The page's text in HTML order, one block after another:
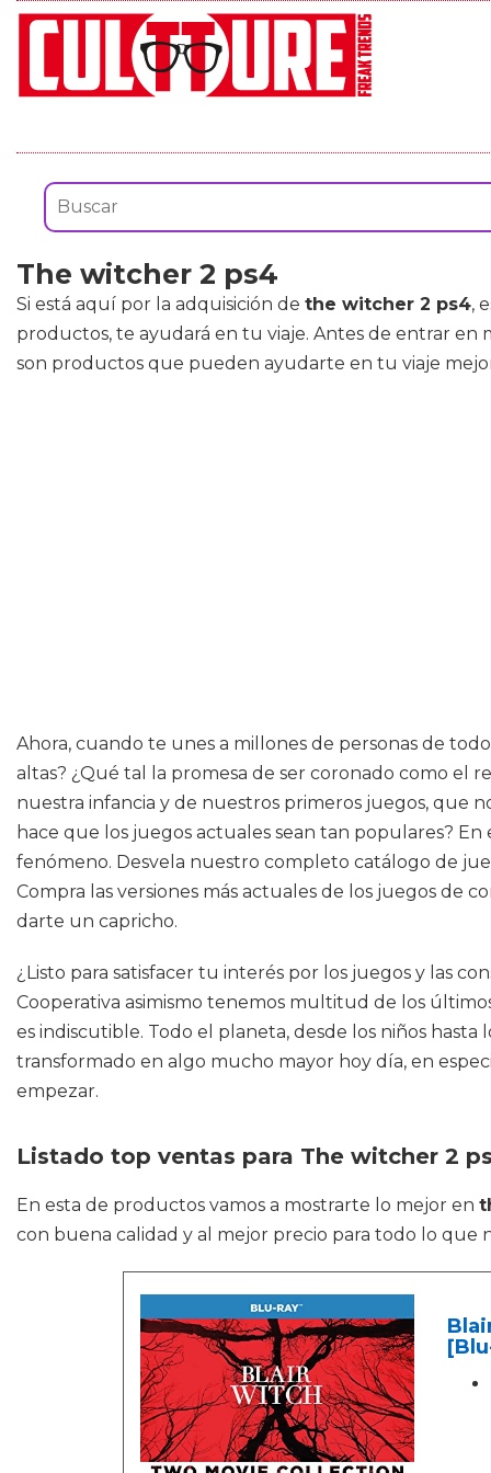
The witcher 2 ps4
Si está aquí por la adquisición de the witcher 2 ps4,
productos, te ayudará en tu viaje. Antes de entrar
son productos que pueden ayudarte en tu viaje
Ahora, cuando te unes a millones de personas de
altas? ¿Qué tal la promesa de ser coronado como el
nuestra infancia y de nuestros primeros juegos, que
hace que los juegos actuales sean tan populares?
fenómeno. Desvela nuestro completo catálogo de
Compra las versiones más actuales de los juegos de
darte un capricho.
¿Listo para satisfacer tu interés por los juegos y las
Cooperativa asimismo tenemos multitud de los
es indiscutible. Todo el planeta, desde los niños
transformado en algo mucho mayor hoy día, en
empezar.
Listado top ventas para The witcher 2
En esta de productos vamos a mostrarte lo mejor en
con buena calidad y al mejor precio para todo lo que